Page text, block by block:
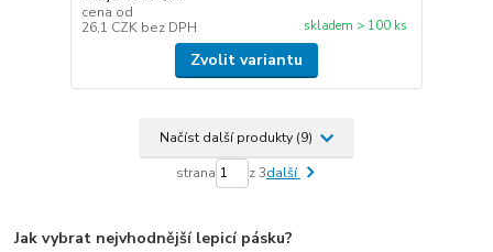
cena od
26,1 CZK bez DPH skladem > 100 ks
Zvolit variantu
Načíst další produkty (9)
strana z 3další
Jak vybrat nejvhodnější lepicí pásku?